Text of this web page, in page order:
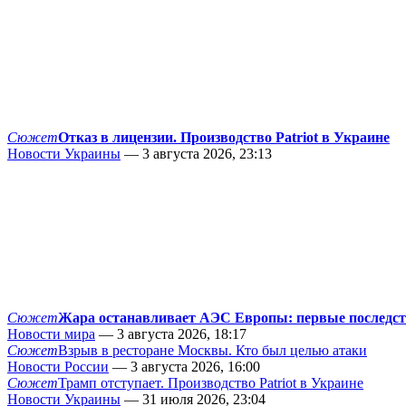
СюжетОтказ в лицензии. Производство Patriot в Украине
Новости Украины — 3 августа 2026, 23:13
СюжетЖара останавливает АЭС Европы: первые
Новости мира — 3 августа 2026, 18:17
СюжетВзрыв в ресторане Москвы. Кто был целью атаки
Новости России — 3 августа 2026, 16:00
СюжетТрамп отступает. Производство Patriot в Украине
Новости Украины — 31 июля 2026, 23:04